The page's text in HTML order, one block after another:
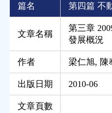
篇名 第四篇 不
文章名稱
第三章
發展概況
作者 梁仁旭, 陳
出版日期 2010-06
文章頁數